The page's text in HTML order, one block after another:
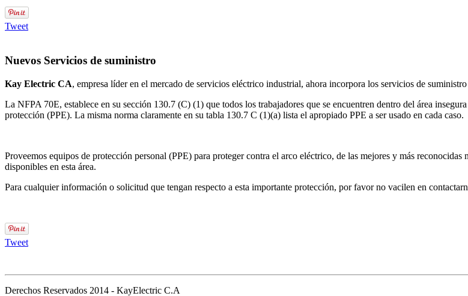
Tweet
Nuevos Servicios de suministro
Kay Electric CA, empresa líder en el mercado de servicios eléctrico industrial, ahora incorpora los servicios de
La NFPA 70E, establece en su sección 130.7 (C) (1) que todos los trabajadores que se encuentren dentro del área
protección (PPE). La misma norma claramente en su tabla 130.7 C (1)(a) lista el apropiado PPE a ser usado en cada caso.
Proveemos equipos de protección personal (PPE) para proteger contra el arco eléctrico, de las mejores y más
disponibles en esta área.
Para cualquier información o solicitud que tengan respecto a esta importante protección, por favor no vacilen en
Tweet
Derechos Reservados 2014 - KayElectric C.A